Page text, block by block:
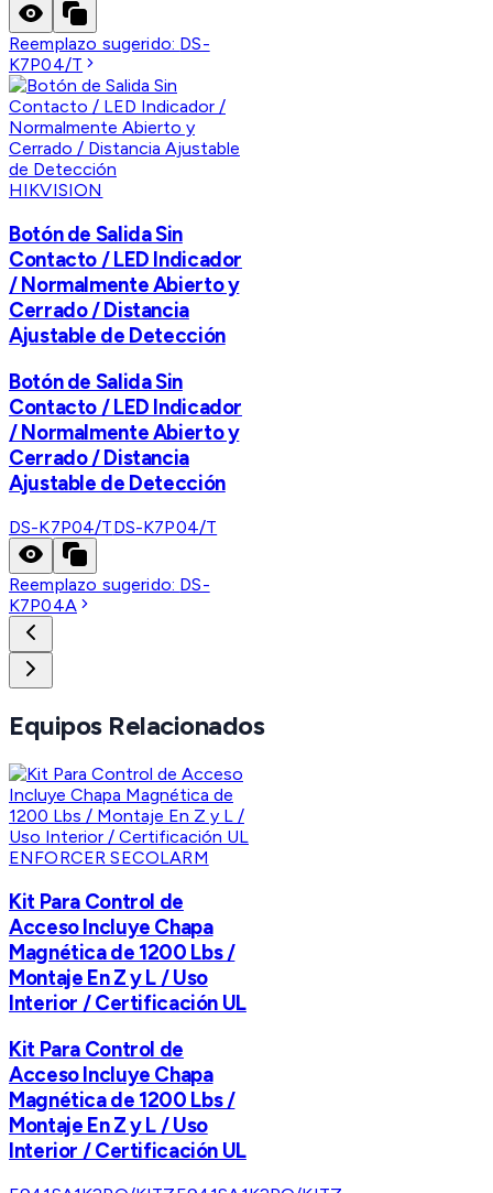
Reemplazo sugerido: DS-
K7P04/T
HIKVISION
Botón de Salida Sin
Contacto / LED Indicador
/ Normalmente Abierto y
Cerrado / Distancia
Ajustable de Detección
Botón de Salida Sin
Contacto / LED Indicador
/ Normalmente Abierto y
Cerrado / Distancia
Ajustable de Detección
DS-K7P04/TDS-K7P04/T
Reemplazo sugerido: DS-
K7P04A
Equipos Relacionados
ENFORCER SECOLARM
Kit Para Control de
Acceso Incluye Chapa
Magnética de 1200 Lbs /
Montaje En Z y L / Uso
Interior / Certificación UL
Kit Para Control de
Acceso Incluye Chapa
Magnética de 1200 Lbs /
Montaje En Z y L / Uso
Interior / Certificación UL